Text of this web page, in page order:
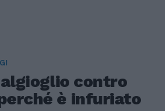
contro
è infuriato